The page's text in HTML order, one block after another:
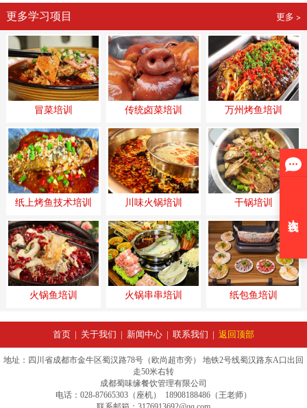
更多学习项目 更多 >
冒菜培训 传统卤菜培训 万州烤鱼培训
纸上烤鱼技术培训 川味火锅培训 干锅培训
火锅鱼培训 火锅串串培训 纸包鱼培训
首页 | 关于我们 | 新闻中心 | 联系我们 | 返回顶部
地址：四川省成都市金牛区蜀汉路78号（欧尚超市旁） 地铁2号线蜀汉路东A口出回
走50米右转
成都蜀味缘餐饮管理有限公司
电话：028-87665303（座机） 18908188486（王老师）